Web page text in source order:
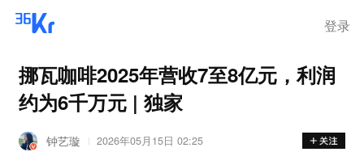
登录
挪瓦咖啡2025年营收7至8亿元，利润
约为6千万元 | 独家
钟艺璇 2026年05月15日 02:25